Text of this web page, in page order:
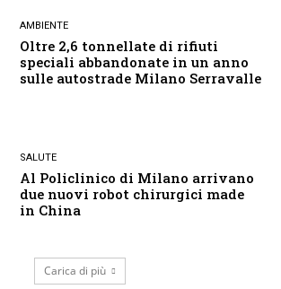
AMBIENTE
Oltre 2,6 tonnellate di rifiuti
speciali abbandonate in un anno
sulle autostrade Milano Serravalle
SALUTE
Al Policlinico di Milano arrivano
due nuovi robot chirurgici made
in China
Carica di più